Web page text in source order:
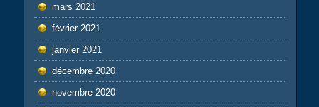
mars 2021
février 2021
janvier 2021
décembre 2020
novembre 2020